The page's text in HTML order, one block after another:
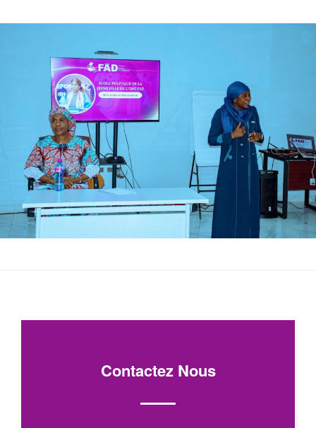
Contactez Nous